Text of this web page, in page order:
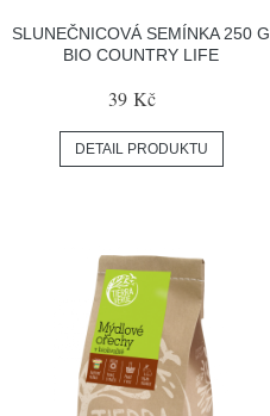
SLUNEČNICOVÁ SEMÍNKA 250 G
BIO COUNTRY LIFE
39 Kč
DETAIL PRODUKTU